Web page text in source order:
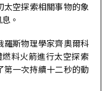
太空探索相關事物的象
。
斯物理學家齊奧爾科
料火箭進行太空探索
第一次持續十二秒的動